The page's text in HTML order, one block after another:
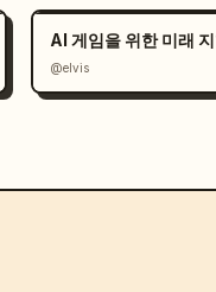
AI 게임을 위한 미래
@elvis